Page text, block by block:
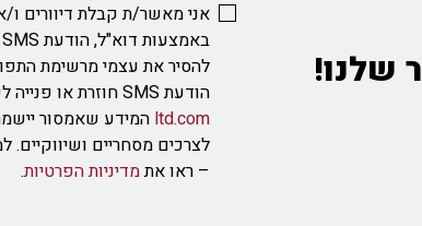
שלנו!
אני מאשר/ת קבלת דיוורים
להסיר את עצמי מרשימת
הודעת SMS חוזרת או פנייה לשירות הלקוחות בכתובת
ltd.com המידע שאמסור
לצרכים מסחריים
– ראו אתמדיניות הפרטיות.